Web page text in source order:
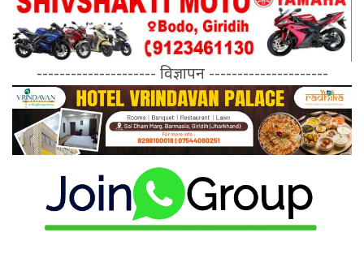
--------------------- विज्ञापन ---------------------